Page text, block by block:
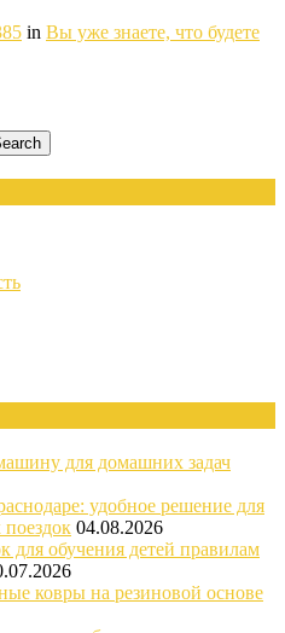
in Вы уже знаете, что будете
для домашних задач
удобное решение для
04.08.2026
для обучения детей правилам
ковры на резиновой основе